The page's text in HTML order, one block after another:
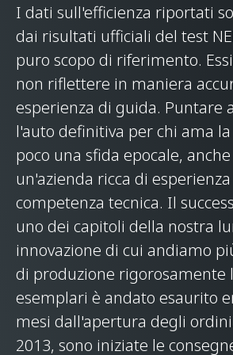
Number of doors 2
PESO
Peso a secco (Più
leggero)
Peso DIN Kerb
I dati sull'efficienza riportati
dai risultati ufficiali del test
puro scopo di riferimento.
non riflettere in maniera
esperienza di guida. Puntare
l'auto definitiva per chi ama
poco una sfida epocale,
un'azienda ricca di
competenza tecnica. Il
uno dei capitoli della nostra
innovazione di cui andiamo
di produzione rigorosamente
esemplari è andato esaurito
mesi dall'apertura degli
2013, sono iniziate le